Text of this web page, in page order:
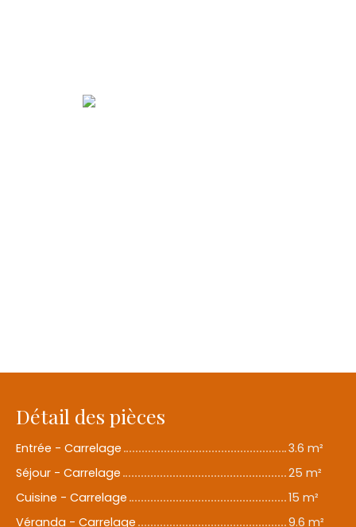
Détail des pièces
Entrée - Carrelage
3.6 m²
Séjour - Carrelage
25 m²
Cuisine - Carrelage
15 m²
Véranda - Carrelage
9.6 m²